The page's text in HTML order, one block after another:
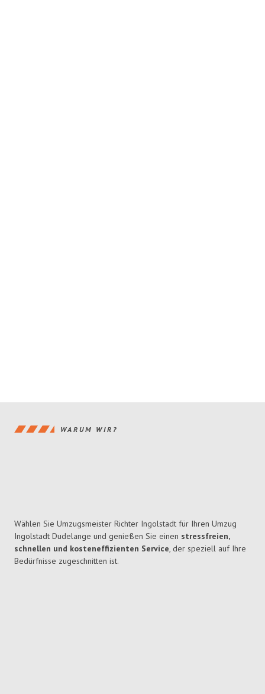
WARUM WIR?
Wählen Sie Umzugsmeister Richter Ingolstadt für Ihren Umzug
Ingolstadt Dudelange und genießen Sie einen stressfreien,
schnellen und kosteneffizienten Service, der speziell auf Ihre
Bedürfnisse zugeschnitten ist.